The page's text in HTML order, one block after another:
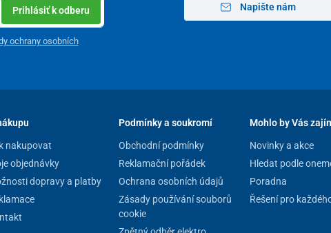
Napište nám
Prihlásiť k odberu
ochrany osobních
nakupovat
objednávky
dopravy a platby
Podmínky a soukromí
Obchodní podmínky
Reklamační pořádek
Ochrana osobních údajů
Zásady používání souborů
cookie
Mohlo by Vás
Novinky a akce
Hledat podle
Poradna
Řešení pro